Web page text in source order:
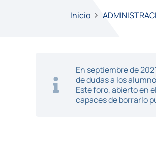
Inicio
En septiembre de
de dudas a los
Este foro, abierto en
capaces de borrarlo